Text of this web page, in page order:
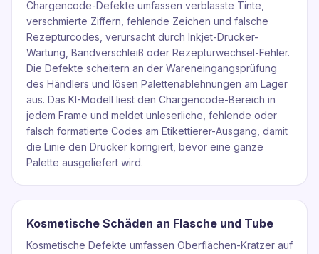
Chargencode-Defekte umfassen verblasste Tinte,
verschmierte Ziffern, fehlende Zeichen und falsche
Rezepturcodes, verursacht durch Inkjet-Drucker-
Wartung, Bandverschleiß oder Rezepturwechsel-Fehler.
Die Defekte scheitern an der Wareneingangsprüfung
des Händlers und lösen Palettenablehnungen am Lager
aus. Das KI-Modell liest den Chargencode-Bereich in
jedem Frame und meldet unleserliche, fehlende oder
falsch formatierte Codes am Etikettierer-Ausgang, damit
die Linie den Drucker korrigiert, bevor eine ganze
Palette ausgeliefert wird.
Kosmetische Schäden an Flasche und Tube
Kosmetische Defekte umfassen Oberflächen-Kratzer auf